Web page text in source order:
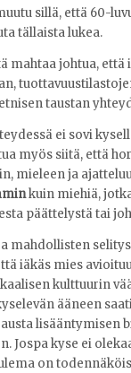
sillä, että 60-
tällaista lukea.
mahtaa johtua,
taustan
ei sovi
myös siitä, että
mieleen ja
kuin miehiä,
päättelystä tai
mahdollisten
iäkäs mies
kulttuurin
ääneen
lisääntymisen
Jospa kyse ei
on